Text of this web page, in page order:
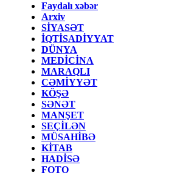
Faydalı xəbər
Arxiv
SİYASƏT
İQTİSADİYYAT
DÜNYA
MEDİCİNA
MARAQLI
CƏMİYYƏT
KÖŞƏ
SƏNƏT
MANŞET
SEÇİLƏN
MÜSAHİBƏ
KİTAB
HADİSƏ
FOTO